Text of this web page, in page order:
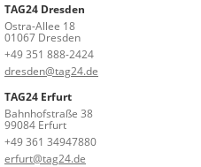
TAG24 Dresden
Ostra-Allee 18
01067 Dresden
+49 351 888-2424
dresden@tag24.de
TAG24 Erfurt
Bahnhofstraße 38
99084 Erfurt
+49 361 34947880
erfurt@tag24.de